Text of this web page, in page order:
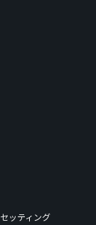
ッティング